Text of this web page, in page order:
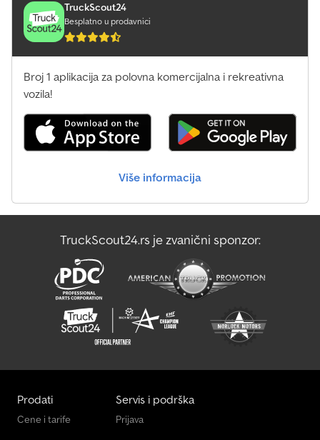
TruckScout24
Besplatno u prodavnici
Broj 1 aplikacija za polovna komercijalna i rekreativna
vozila!
Više informacija
TruckScout24.rs je zvanični sponzor:
Prodati
Cene i tarife
Servis i podrška
Prijava